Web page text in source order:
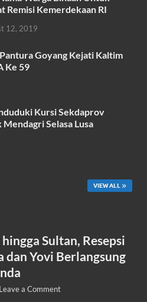
Remisi Kemerdekaan RI
12, 2019
Goyang Kejati Kaltim
Ke 59
Kursi Sekdaprov
Selasa Lusa
VIEW ALL
Sultan, Resepsi
Yovi Berlangsung
Leave a Comment